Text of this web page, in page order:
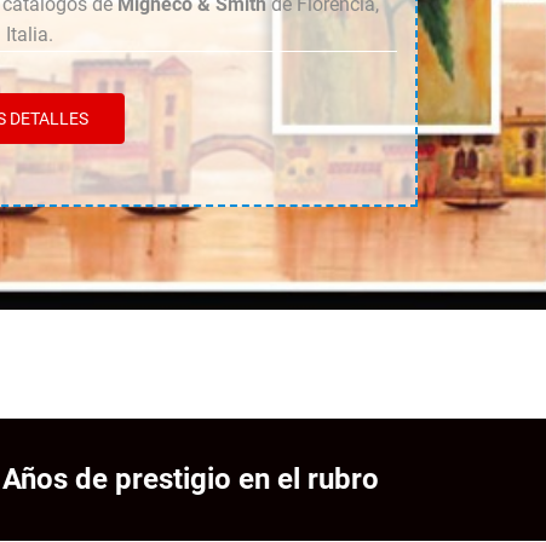
Italia.
DETALLES
de prestigio en el rubro